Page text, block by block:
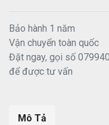
Bảo hành 1 năm
Vận chuyển toàn quốc
Đặt ngay, gọi số
để được tư vấn
Mô Tả